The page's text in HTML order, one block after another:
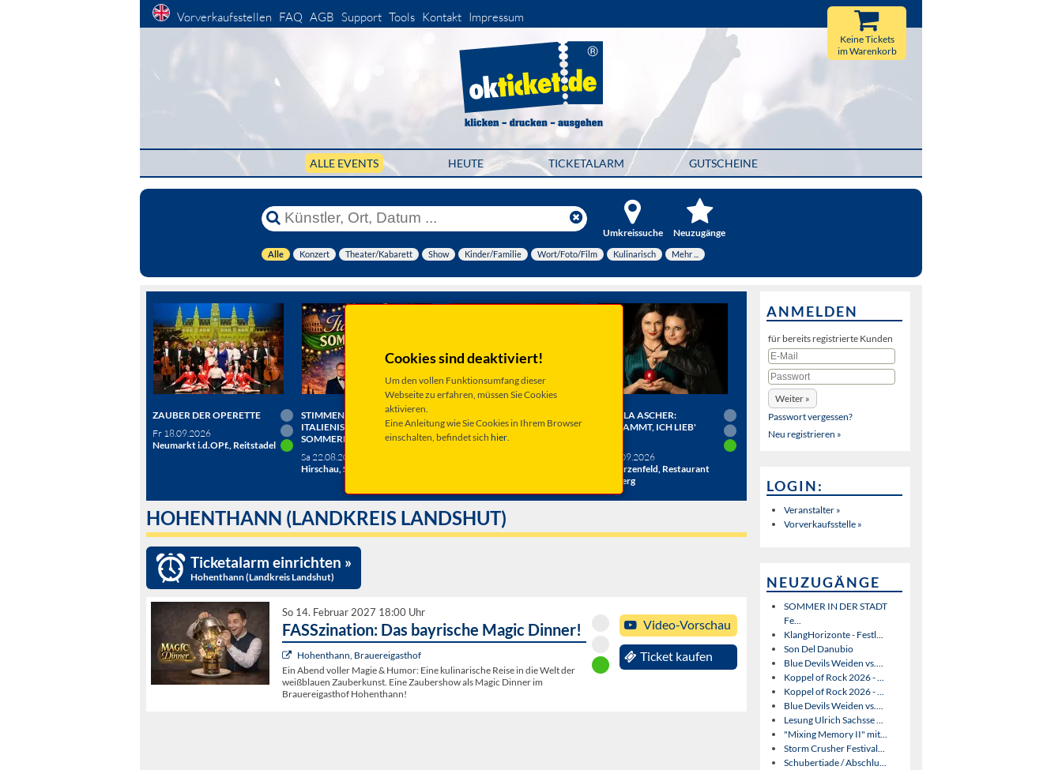
Vorverkaufsstellen FAQ AGB Support Tools Kontakt Impressum
ALLE EVENTS HEUTE TICKETALARM GUTSCHEINE
Keine Tickets
im Warenkorb
Umkreissuche Neuzugänge
Alle Konzert Theater/Kabarett Show Kinder/Familie Wort/Foto/Film Kulinarisch Mehr ...
Cookies sind deaktiviert!
Um den vollen Funktionsumfang dieser
Webseite zu erfahren, müssen Sie Cookies
aktivieren.
Eine Anleitung wie Sie Cookies in Ihrem Browser
einschalten, befindet sich hier.
ZAUBER DER OPERETTE
Fr 18.09.2026
Neumarkt i.d.OPf., Reitstadel
STIMMEN DER BERGE:
ITALIENISCHE
SOMMERNACHT
Sa 22.08.2026
Hirschau, Schlosshof
DAS JUBILÄUMSKONZERT
verschiedene Termine
ANGELA ASCHER:
VERDAMMT, ICH LIEB'
Sa 19.09.2026
Schwarzenfeld, Restaurant
Miesberg
HOHENTHANN (LANDKREIS LANDSHUT)
Ticketalarm einrichten »
Hohenthann (Landkreis Landshut)
So 14. Februar 2027 18:00 Uhr
FASSzination: Das bayrische Magic Dinner!
Hohenthann, Brauereigasthof
Ein Abend voller Magie & Humor: Eine kulinarische Reise in die Welt der
weißblauen Zauberkunst. Eine Zaubershow als Magic Dinner im
Brauereigasthof Hohenthann!
Video-Vorschau
Ticket kaufen
ANMELDEN
für bereits registrierte Kunden
Passwort vergessen?
Neu registrieren »
LOGIN:
Veranstalter »
Vorverkaufsstelle »
NEUZUGÄNGE
SOMMER IN DER STADT
Fe...
KlangHorizonte - Festl...
Son Del Danubio
Blue Devils Weiden vs....
Koppel of Rock 2026 - ...
Koppel of Rock 2026 - ...
Blue Devils Weiden vs....
Lesung Ulrich Sachsse ...
"Mixing Memory II" mit...
Storm Crusher Festival...
Schubertiade / Abschlu...